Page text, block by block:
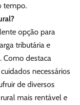
tempo.
opção para
tributária e
Como destaca
necessários
de diversos
mais rentável e